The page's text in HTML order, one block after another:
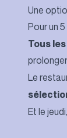
Une
Pour un
Tous
Le
Et le